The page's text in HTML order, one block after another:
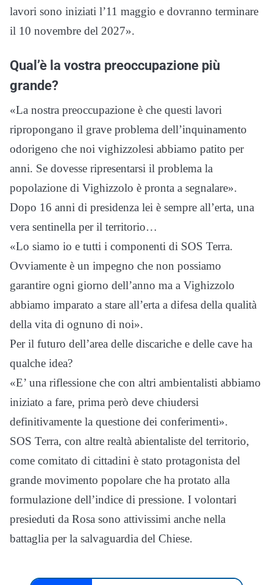
lavori sono iniziati l’11 maggio e dovranno terminare
il 10 novembre del 2027».
Qual’è la vostra preoccupazione più
grande?
«La nostra preoccupazione è che questi lavori
ripropongano il grave problema dell’inquinamento
odorigeno che noi vighizzolesi abbiamo patito per
anni. Se dovesse ripresentarsi il problema la
popolazione di Vighizzolo è pronta a segnalare».
Dopo 16 anni di presidenza lei è sempre all’erta, una
vera sentinella per il territorio…
«Lo siamo io e tutti i componenti di SOS Terra.
Ovviamente è un impegno che non possiamo
garantire ogni giorno dell’anno ma a Vighizzolo
abbiamo imparato a stare all’erta a difesa della qualità
della vita di ognuno di noi».
Per il futuro dell’area delle discariche e delle cave ha
qualche idea?
«E’ una riflessione che con altri ambientalisti abbiamo
iniziato a fare, prima però deve chiudersi
definitivamente la questione dei conferimenti».
SOS Terra, con altre realtà abientaliste del territorio,
come comitato di cittadini è stato protagonista del
grande movimento popolare che ha protato alla
formulazione dell’indice di pressione. I volontari
presieduti da Rosa sono attivissimi anche nella
battaglia per la salvaguardia del Chiese.